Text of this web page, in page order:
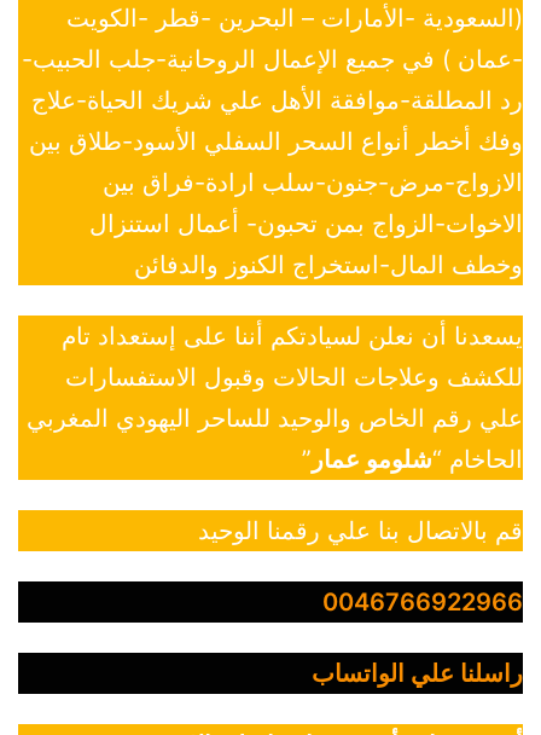
(السعودية -الأمارات – البحرين -قطر -الكويت
-عمان ) في جميع الإعمال الروحانية-جلب الحبيب-
رد المطلقة-موافقة الأهل علي شريك الحياة-علاج
وفك أخطر أنواع السحر السفلي الأسود-طلاق بين
الازواج-مرض-جنون-سلب ارادة-فراق بين
الاخوات-الزواج بمن تحبون- أعمال استنزال
وخطف المال-استخراج الكنوز والدفائن
يسعدنا أن نعلن لسيادتكم أننا على إستعداد تام
للكشف وعلاجات الحالات وقبول الاستفسارات
علي رقم الخاص والوحيد للساحر اليهودي المغربي
الحاخام “شلومو عمار ”
قم بالاتصال بنا علي رقمنا الوحيد
0046766922966
راسلنا علي الواتساب